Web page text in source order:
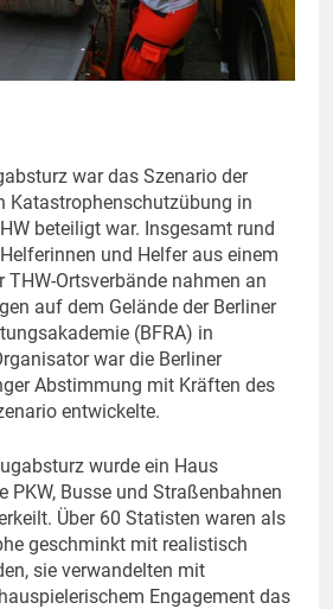
war das Szenario der
Katastrophenschutzübung in
beteiligt war. Insgesamt rund
und Helfer aus einem
THW-Ortsverbände nahmen an
auf dem Gelände der Berliner
(BFRA) in
war die Berliner
Abstimmung mit Kräften des
entwickelte.
wurde ein Haus
PKW, Busse und Straßenbahnen
Über 60 Statisten waren als
geschminkt mit realistisch
sie verwandelten mit
Engagement das